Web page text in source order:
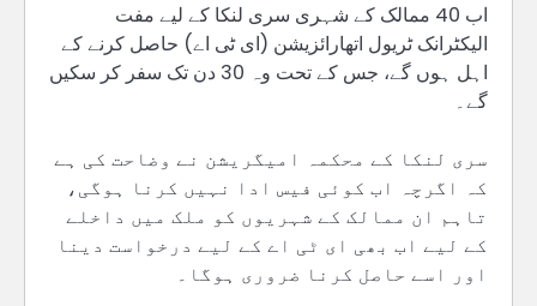
اب 40 ممالک کے شہری سری لنکا کے لیے مفت
الیکٹرانک ٹریول اتھارائزیشن (ای ٹی اے) حاصل کرنے کے
اہل ہوں گے، جس کے تحت وہ 30 دن تک سفر کر سکیں
گے۔
سری لنکا کے محکمہ امیگریشن نے وضاحت کی ہے
کہ اگرچہ اب کوئی فیس ادا نہیں کرنا ہوگی،
تاہم ان ممالک کے شہریوں کو ملک میں داخلے
کے لیے اب بھی ای ٹی اے کے لیے درخواست دینا
اور اسے حاصل کرنا ضروری ہوگا۔